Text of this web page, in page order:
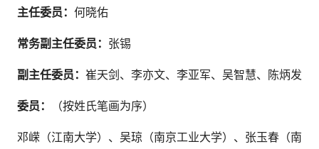
主任委员： 何晓佑
常务副主任委员： 张锡
副主任委员： 崔天剑、李亦文、李亚军、吴智慧、陈炳发
委员： （按姓氏笔画为序）
邓嵘（江南大学）、吴琼（南京工业大学）、张玉春（南